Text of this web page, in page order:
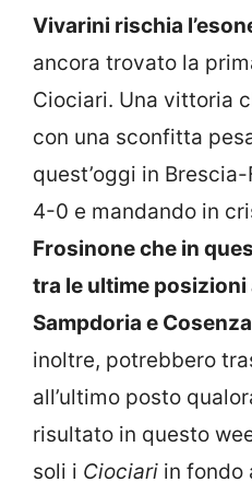
Vivarini rischia
ancora trovato la
Ciociari. Una vittoria
con una sconfitta
quest’oggi in
4-0 e mandando in
Frosinone che in
tra le ultime posizioni
Sampdoria e Cosenza
inoltre, potrebbero
all’ultimo posto
risultato in questo
soli i Ciociari in fondo